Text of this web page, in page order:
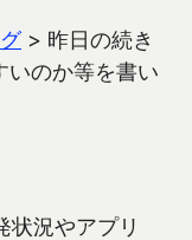
> 昨日の続き
いのか等を書い
況やアプリ